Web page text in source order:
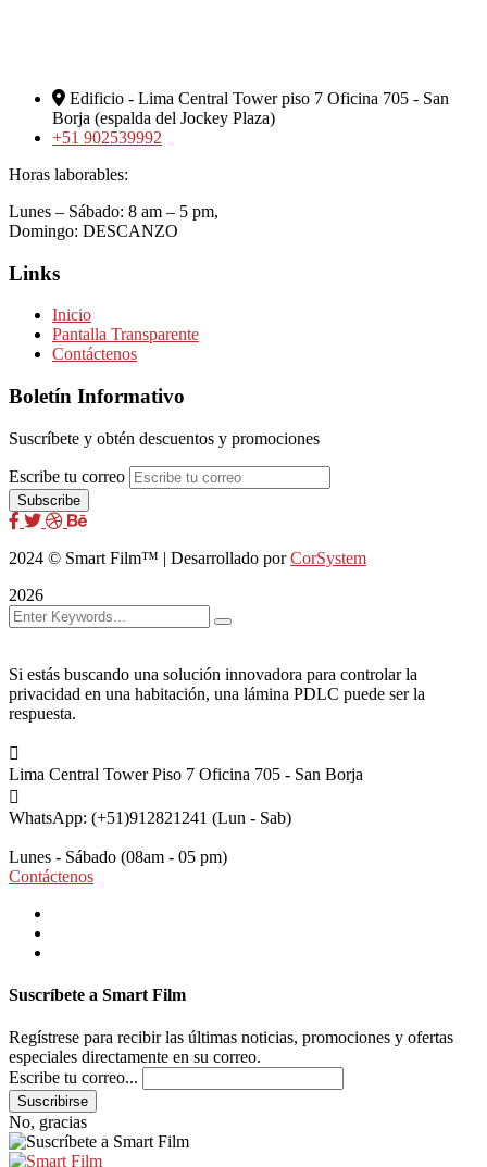
Edificio - Lima Central Tower piso 7 Oficina 705 - San
Borja (espalda del Jockey Plaza)
+51 902539992
Horas laborables:
Lunes – Sábado: 8 am – 5 pm,
Domingo: DESCANZO
Links
Inicio
Pantalla Transparente
Contáctenos
Boletín Informativo
Suscríbete y obtén descuentos y promociones
Escribe tu correo
2024 © Smart Film™ | Desarrollado porCorSystem
2026
Si estás buscando una solución innovadora para controlar la
privacidad en una habitación, una lámina PDLC puede ser la
respuesta.
Lima Central Tower Piso 7 Oficina 705 - San Borja
WhatsApp: (+51)912821241 (Lun - Sab)
Lunes - Sábado (08am - 05 pm)
Contáctenos
Suscríbete a Smart Film
Regístrese para recibir las últimas noticias, promociones y ofertas
especiales directamente en su correo.
Escribe tu correo...
No, gracias